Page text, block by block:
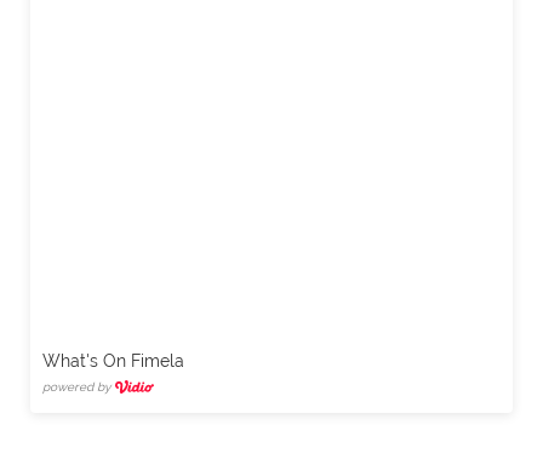
What's On Fimela
powered by